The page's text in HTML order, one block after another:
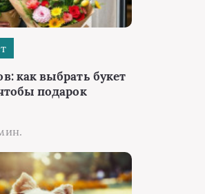
как выбрать букет
подарок